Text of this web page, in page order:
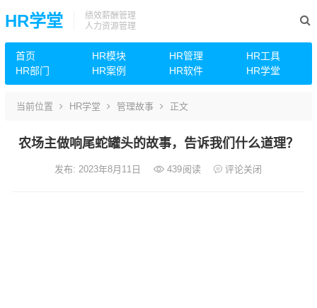
HR学堂
绩效薪酬管理
人力资源管理
首页 HR模块 HR管理
HR工具
HR部门
HR案例 HR软件 HR学堂
当前位置 HR学堂 管理故事 正文
农场主做响尾蛇罐头的故事，告诉我们什么道理？
发布: 2023年8月11日 439阅读 评论关闭